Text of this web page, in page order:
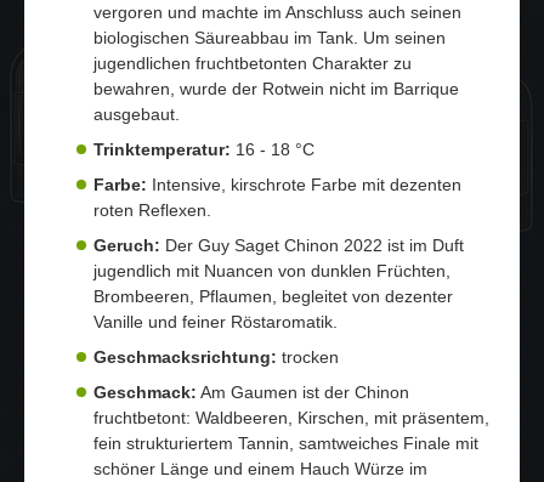
vergoren und machte im Anschluss auch seinen
biologischen Säureabbau im Tank. Um seinen
jugendlichen fruchtbetonten Charakter zu
bewahren, wurde der Rotwein nicht im Barrique
ausgebaut.
Trinktemperatur: 16 - 18 °C
Farbe: Intensive, kirschrote Farbe mit dezenten
roten Reflexen.
Geruch: Der Guy Saget Chinon 2022 ist im Duft
jugendlich mit Nuancen von dunklen Früchten,
Brombeeren, Pflaumen, begleitet von dezenter
Vanille und feiner Röstaromatik.
Geschmacksrichtung: trocken
Geschmack: Am Gaumen ist der Chinon
fruchtbetont: Waldbeeren, Kirschen, mit präsentem,
fein strukturiertem Tannin, samtweiches Finale mit
schöner Länge und einem Hauch Würze im